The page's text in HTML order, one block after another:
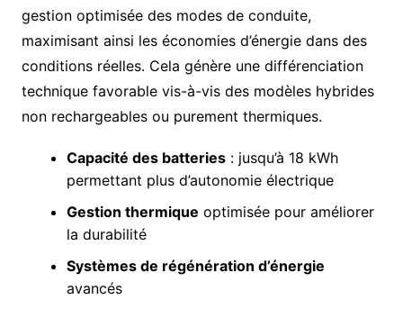
gestion optimisée des modes de conduite,
maximisant ainsi les économies d’énergie dans des
conditions réelles. Cela génère une différenciation
technique favorable vis-à-vis des modèles hybrides
non rechargeables ou purement thermiques.
Capacité des batteries: jusqu’à 18 kWh
permettant plus d’autonomie électrique
Gestion thermique optimisée pour améliorer
la durabilité
Systèmes de régénération d’énergie
avancés